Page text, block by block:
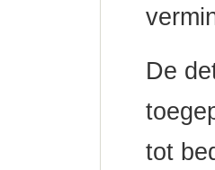
De
tot